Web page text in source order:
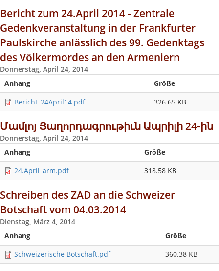
Bericht zum 24.April 2014 - Zentrale
Gedenkveranstaltung in der Frankfurter
Paulskirche anlässlich des 99. Gedenktags
des Völkermordes an den Armeniern
Donnerstag, April 24, 2014
Anhang
Größe
Bericht_24April14.pdf
326.65 KB
Մամլոյ Յաղորդագրութիւն Ապրիլի 24-ին
Donnerstag, April 24, 2014
Anhang
Größe
24.April_arm.pdf
318.58 KB
Schreiben des ZAD an die Schweizer
Botschaft vom 04.03.2014
Dienstag, März 4, 2014
Anhang
Größe
Schweizerische Botschaft.pdf
360.38 KB